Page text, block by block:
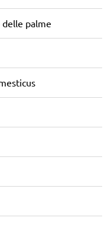
palme